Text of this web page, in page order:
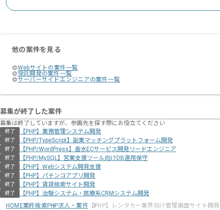
他の案件を見る
Webサイトの案件一覧
受託開発の案件一覧
サーバーサイドエンジニアの案件一覧
募集が終了した案件
募集は終了していますが、参画先を探す際にお役立てください
終了 【PHP】業務管理システム開発
終了 【PHP/TypeScript】副業マッチングプラットフォーム開発
終了 【PHP/WordPress】香水ECサービス開発リードエンジニア
終了 【PHP/MySQL】営業支援ツール向けDB運用保守
終了 【PHP】Webシステム開発支援
終了 【PHP】パチンコアプリ開発
終了 【PHP】賃貸検索サイト開発
終了
【PHP】治験システム・医療系CRMシステム開発
HOME案件検索PHP求人・案件【PHP】レンタカー業界向け管理画面サイト開